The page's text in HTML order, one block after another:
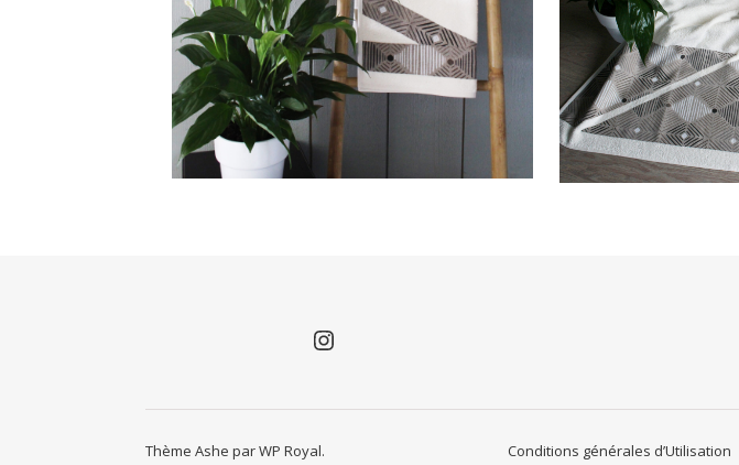
Instagram
Conditions générales d’Utilisation
Thème Ashe parWP Royal.